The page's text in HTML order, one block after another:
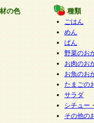
人情報の取扱いについて同意
からのお問い合わせ・ご相談
。
の色 種類
ごはん
めん
ぱん
野菜のお
お肉のお
お魚のお
たまごの
サラダ
シチュー
その他の